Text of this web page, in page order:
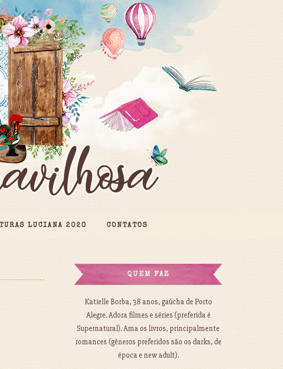
LUCIANA 2020 CONTATOS
QUEM FAZ
Katielle Borba, 38 anos, gaúcha de Porto
Alegre. Adora filmes e séries (preferida é
Supernatural). Ama os livros, principalmente
romances (gêneros preferidos são os darks, de
época e new adult).